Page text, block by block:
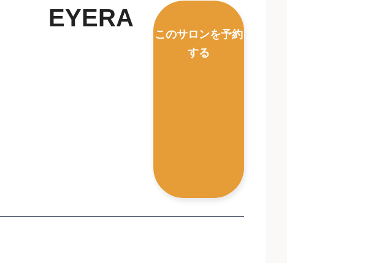
EYERA
このサロンを予約
する